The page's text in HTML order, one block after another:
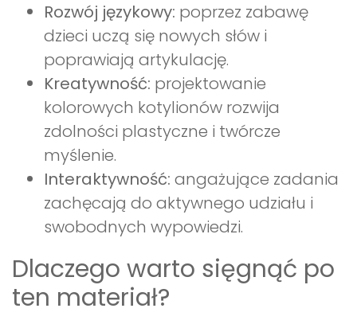
Rozwój językowy: poprzez zabawę
dzieci uczą się nowych słów i
poprawiają artykulację.
Kreatywność: projektowanie
kolorowych kotylionów rozwija
zdolności plastyczne i twórcze
myślenie.
Interaktywność: angażujące zadania
zachęcają do aktywnego udziału i
swobodnych wypowiedzi.
Dlaczego warto sięgnąć po
ten materiał?